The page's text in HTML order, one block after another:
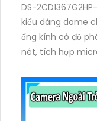
DS-
kiểu dáng dome
ống kính có độ
nét, tích hợp